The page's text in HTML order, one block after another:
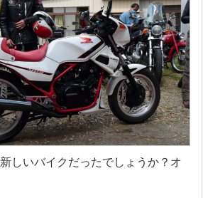
しいバイクだったでしょうか？オ